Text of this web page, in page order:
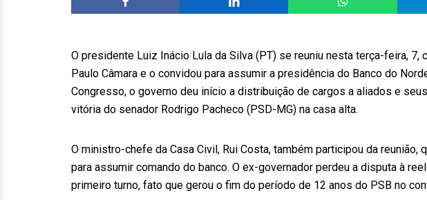
O presidente Luiz Inácio Lula da Silva (PT) se reuniu nesta terça-feira, 7,
Paulo Câmara e o convidou para assumir a presidência do Banco do
Congresso, o governo deu início a distribuição de cargos a aliados e
vitória do senador Rodrigo Pacheco (PSD-MG) na casa alta.
O ministro-chefe da Casa Civil, Rui Costa, também participou da reunião,
para assumir comando do banco. O ex-governador perdeu a disputa à
primeiro turno, fato que gerou o fim do período de 12 anos do PSB no